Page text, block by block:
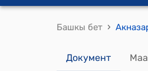
Башкы бет ›
Документ